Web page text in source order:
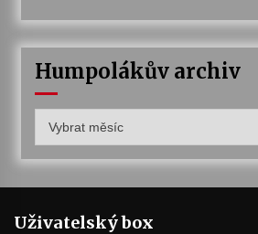
Humpolákův archiv
archiv
Uživatelský box